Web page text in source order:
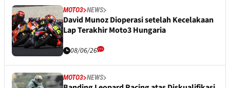
MOTO3 NEWS
David Munoz Dioperasi setelah Kecelakaan
Lap Terakhir Moto3 Hungaria
08/06/26
MOTO3 NEWS